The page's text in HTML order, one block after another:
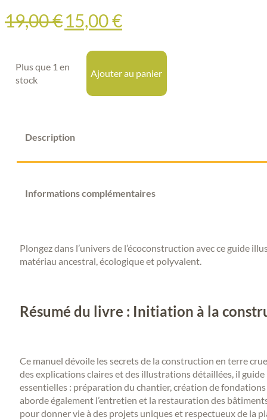
19,00€Le
prix
initial
était :
19,00 €.
15,00€Le
prix
actuel
15,00 €.
Plus que 1 en
stock
Ajouter au panier
Description
Informations complémentaires
Plongez dans l’univers de l’écoconstruction avec ce guide
matériau ancestral, écologique et polyvalent.
Résumé du livre : Initiation à la
Ce manuel dévoile les secrets de la construction en terre
des explications claires et des illustrations détaillées, il
essentielles : préparation du chantier, création de
aborde également l’entretien et la restauration des
pour donner vie à des projets uniques et respectueux de la